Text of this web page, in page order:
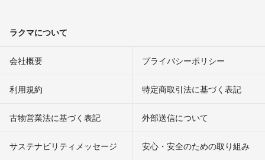
ラクマについて
会社概要 プライバシーポリシー
利用規約 特定商取引法に基づく表記
古物営業法に基づく表記 外部送信について
サステナビリティメッセージ 安心・安全のための取り組み